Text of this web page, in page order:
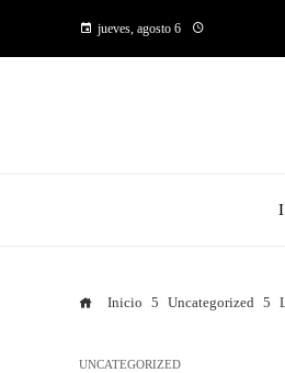
jueves, agosto 6
Inicio Uncategorized
UNCATEGORIZED